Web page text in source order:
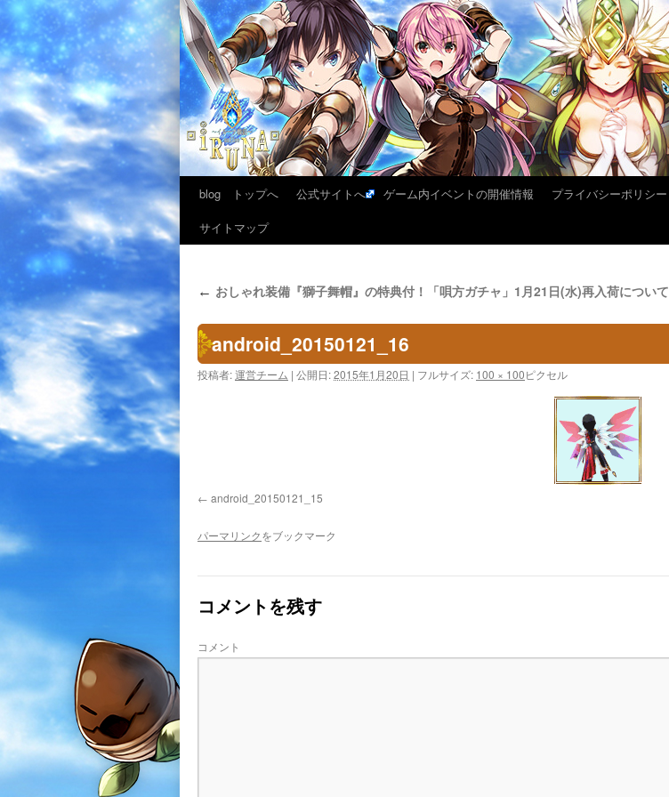
blog トップへ 公式サイトへ ゲーム内イベントの開催情報 プライバシーポリシー
サイトマップ
← おしゃれ装備『獅子舞帽』の特典付！「唄方ガチャ」1月21日(水)再入荷について
android_20150121_16
投稿者:運営チーム | 公開日:2015年1月20日 | フルサイズ: 100 × 100ピクセル
android_20150121_15
パーマリンクをブックマーク
コメントを残す
コメント